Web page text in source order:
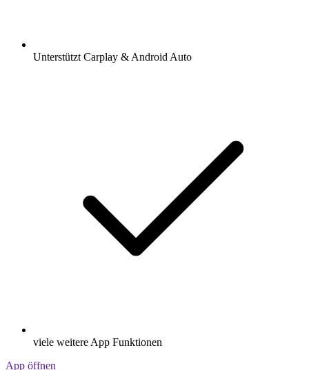
Unterstützt Carplay & Android Auto
viele weitere App Funktionen
App öffnen